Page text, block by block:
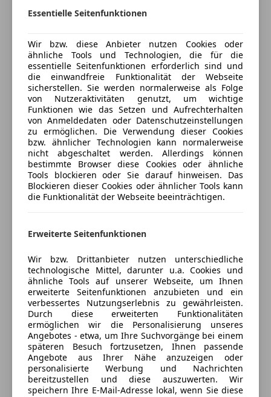
Wegfahrsperre
Elektron. Stabilitäts-Programm (ESP)
Fahrassistenz-System: Berganfahr-Assistent (Hill-
Holder)
Fahrassistenz-System: Multikollisionsbremse (Multi
Collision Brake)
Fahrassistenz-System:
Umfeldbeobachtungssystem (Front assist) mit City-
Notbremsfunktion
Fensterheber elektrisch vorn
Gepäckraumabdeckung / Rollo
Geschwindigkeits-Begrenzeranlage
Getriebe 5-Gang
Heckscheibe heizbar
Isofix-Aufnahmen für Kindersitz
Kofferraumbeleuchtung
Kopf-Airbag-System
Kopfstützen hinten
Kopfstützen vorn
Lenkrad mit Multifunktion
Lenksäule (Lenkrad) höhenverstellbar
Motor 1,0 Ltr. - 59 kW
Reifen-Reparaturset
Reifenkontroll-Anzeige
Rücksitzbank / Lehne kpl. klappbar
Versicherungsschutz an Ihre Bedürfnisse
anpassen
Freischaden-Gutschein ab Stufe 0
Auto einfach online versichern & Rabatt holen
Jetzt berechnen
Sternebewertung 5 von 5
5Sterne
(100% Weiterempfehlungen)
Anbieter auf AutoScout24 seit 2012
Für Fahrzeugbesichtigung nur unter Telefonischer
Terminvereinbarung da der Verkauf nicht jederzeit
besetzt ist!!!
Geschlossen
Öffnet um 9:00
Salzburger Straße 381,
Essentielle Seitenfunktionen
Wir bzw. diese Anbieter nutzen Cookies oder
ähnliche Tools und Technologien, die für die
essentielle Seitenfunktionen erforderlich sind und
die einwandfreie Funktionalität der Webseite
sicherstellen. Sie werden normalerweise als Folge
von Nutzeraktivitäten genutzt, um wichtige
Funktionen wie das Setzen und Aufrechterhalten
von Anmeldedaten oder Datenschutzeinstellungen
zu ermöglichen. Die Verwendung dieser Cookies
bzw. ähnlicher Technologien kann normalerweise
nicht abgeschaltet werden. Allerdings können
bestimmte Browser diese Cookies oder ähnliche
Tools blockieren oder Sie darauf hinweisen. Das
Blockieren dieser Cookies oder ähnlicher Tools kann
die Funktionalität der Webseite beeinträchtigen.
Erweiterte Seitenfunktionen
Wir bzw. Drittanbieter nutzen unterschiedliche
technologische Mittel, darunter u.a. Cookies und
ähnliche Tools auf unserer Webseite, um Ihnen
erweiterte Seitenfunktionen anzubieten und ein
verbessertes Nutzungserlebnis zu gewährleisten.
Durch diese erweiterten Funktionalitäten
ermöglichen wir die Personalisierung unseres
Angebotes - etwa, um Ihre Suchvorgänge bei einem
späteren Besuch fortzusetzen, Ihnen passende
Angebote aus Ihrer Nähe anzuzeigen oder
personalisierte Werbung und Nachrichten
bereitzustellen und diese auszuwerten. Wir
speichern Ihre E-Mail-Adresse lokal, wenn Sie diese